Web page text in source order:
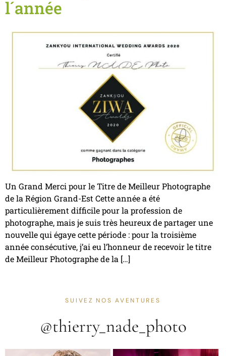
l´année
Un Grand Merci pour le Titre de Meilleur Photographe
de la Région Grand-Est Cette année a été
particulièrement difficile pour la profession de
photographe, mais je suis très heureux de partager une
nouvelle qui égaye cette période : pour la troisième
année consécutive, j’ai eu l’honneur de recevoir le titre
de Meilleur Photographe de la […]
SUIVEZ NOS AVENTURES
@thierry_nade_photo